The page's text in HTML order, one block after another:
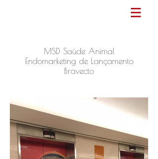
MSD Saúde Animal
Endomarketing de Lançamento
Bravecto